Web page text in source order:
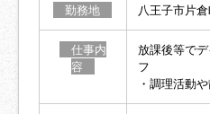
勤務地 八王子市片
仕事内
容
放課後等で
フ
・調理活動